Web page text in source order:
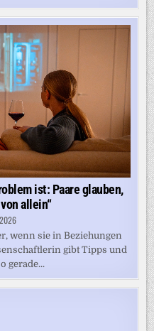
ist: Paare glauben,
allein“
wenn sie in Beziehungen
gibt Tipps und
gerade...